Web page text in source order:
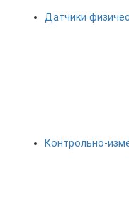
Датчики
Контрольно-